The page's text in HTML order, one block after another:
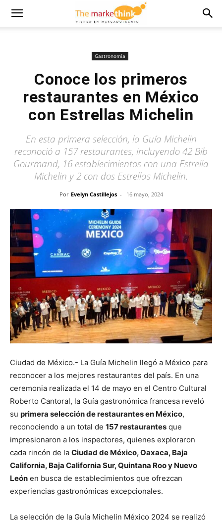
Gastronomía
Conoce los primeros
restaurantes en México
con Estrellas Michelin
En esta primera selección, la Guía Michelin
reconoció a 157 restaurantes, incluyendo 42 Bib
Gourmand, 16 establecimientos con una Estrella
Michelin y 2 con dos Estrellas Michelin.
Por Evelyn Castillejos - 16 mayo, 2024
Ciudad de México.- La Guía Michelin llegó a México para
reconocer a los mejores restaurantes del país. En una
ceremonia realizada el 14 de mayo en el Centro Cultural
Roberto Cantoral, la Guía gastronómica francesa reveló
su primera selección de restaurantes en México,
reconociendo a un total de 157 restaurantes que
impresionaron a los inspectores, quienes exploraron
cada rincón de la Ciudad de México, Oaxaca, Baja
California, Baja California Sur, Quintana Roo y Nuevo
León en busca de establecimientos que ofrezcan
experiencias gastronómicas excepcionales.
La selección de la Guía Michelin México 2024 se realizó